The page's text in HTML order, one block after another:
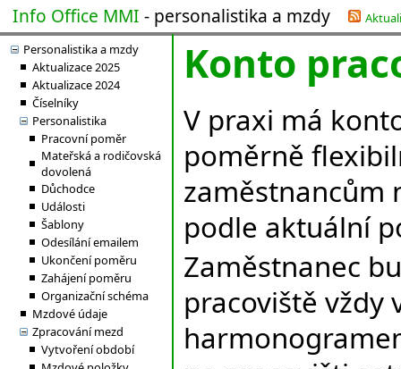
Info Office MMI - personalistika a mzdy
Personalistika a mzdy
Aktualizace 2025
Aktualizace 2024
Číselníky
Personalistika
Pracovní poměr
Mateřská a rodičovská
dovolená
Důchodce
Události
Šablony
Odesílání emailem
Ukončení poměru
Zahájení poměru
Organizační schéma
Mzdové údaje
Zpracování mezd
Vytvoření období
Konto
V praxi má
poměrně
zaměstnancům
podle aktuální
Zaměstnanec
pracoviště vždy